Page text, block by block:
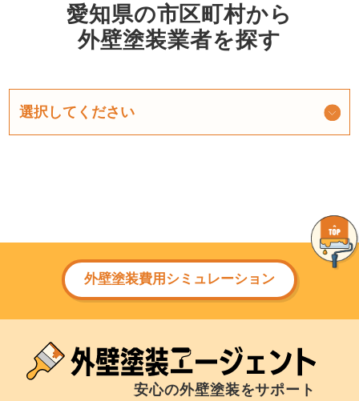
愛知県の市区町村から
外壁塗装業者を探す
外壁塗装費用シミュレーション
安心の外壁塗装をサポート